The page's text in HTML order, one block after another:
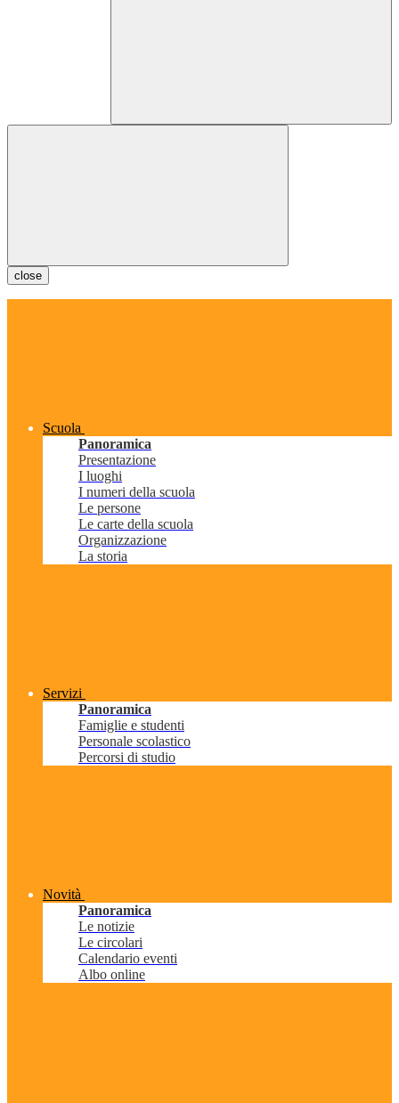
close
Scuola
Panoramica
Presentazione
I luoghi
I numeri della scuola
Le persone
Le carte della scuola
Organizzazione
La storia
Servizi
Panoramica
Famiglie e studenti
Personale scolastico
Percorsi di studio
Novità
Panoramica
Le notizie
Le circolari
Calendario eventi
Albo online